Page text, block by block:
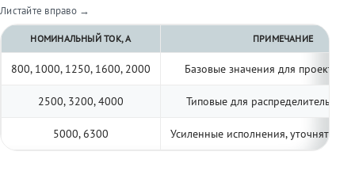
Листайте вправо →
НОМИНАЛЬНЫЙ ТОК, А ПРИМЕЧАНИЕ
800, 1000, 1250, 1600, 2000 Базовые значения для
2500, 3200, 4000 Типовые для распределительных
5000, 6300 Усиленные исполнения, уточнять по